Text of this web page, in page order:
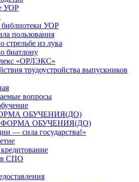
УОР
УОР
пользования
стрельбе из лука
биатлону
«ОРЛЭКС»
трудоустройства выпускников
вопросы
ОБУЧЕНИЯ(ДО)
ОБУЧЕНИЯ(ДО)
— сила государства!»
в СПО